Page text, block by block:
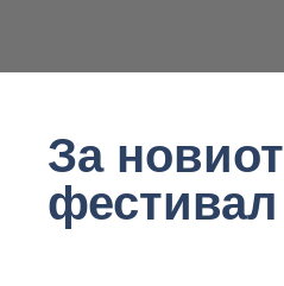
За новиот
фестивал